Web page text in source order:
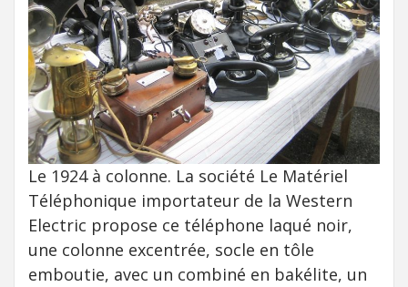
Le 1924 à colonne. La société Le Matériel
Téléphonique importateur de la Western
Electric propose ce téléphone laqué noir,
une colonne excentrée, socle en tôle
emboutie, avec un combiné en bakélite, un